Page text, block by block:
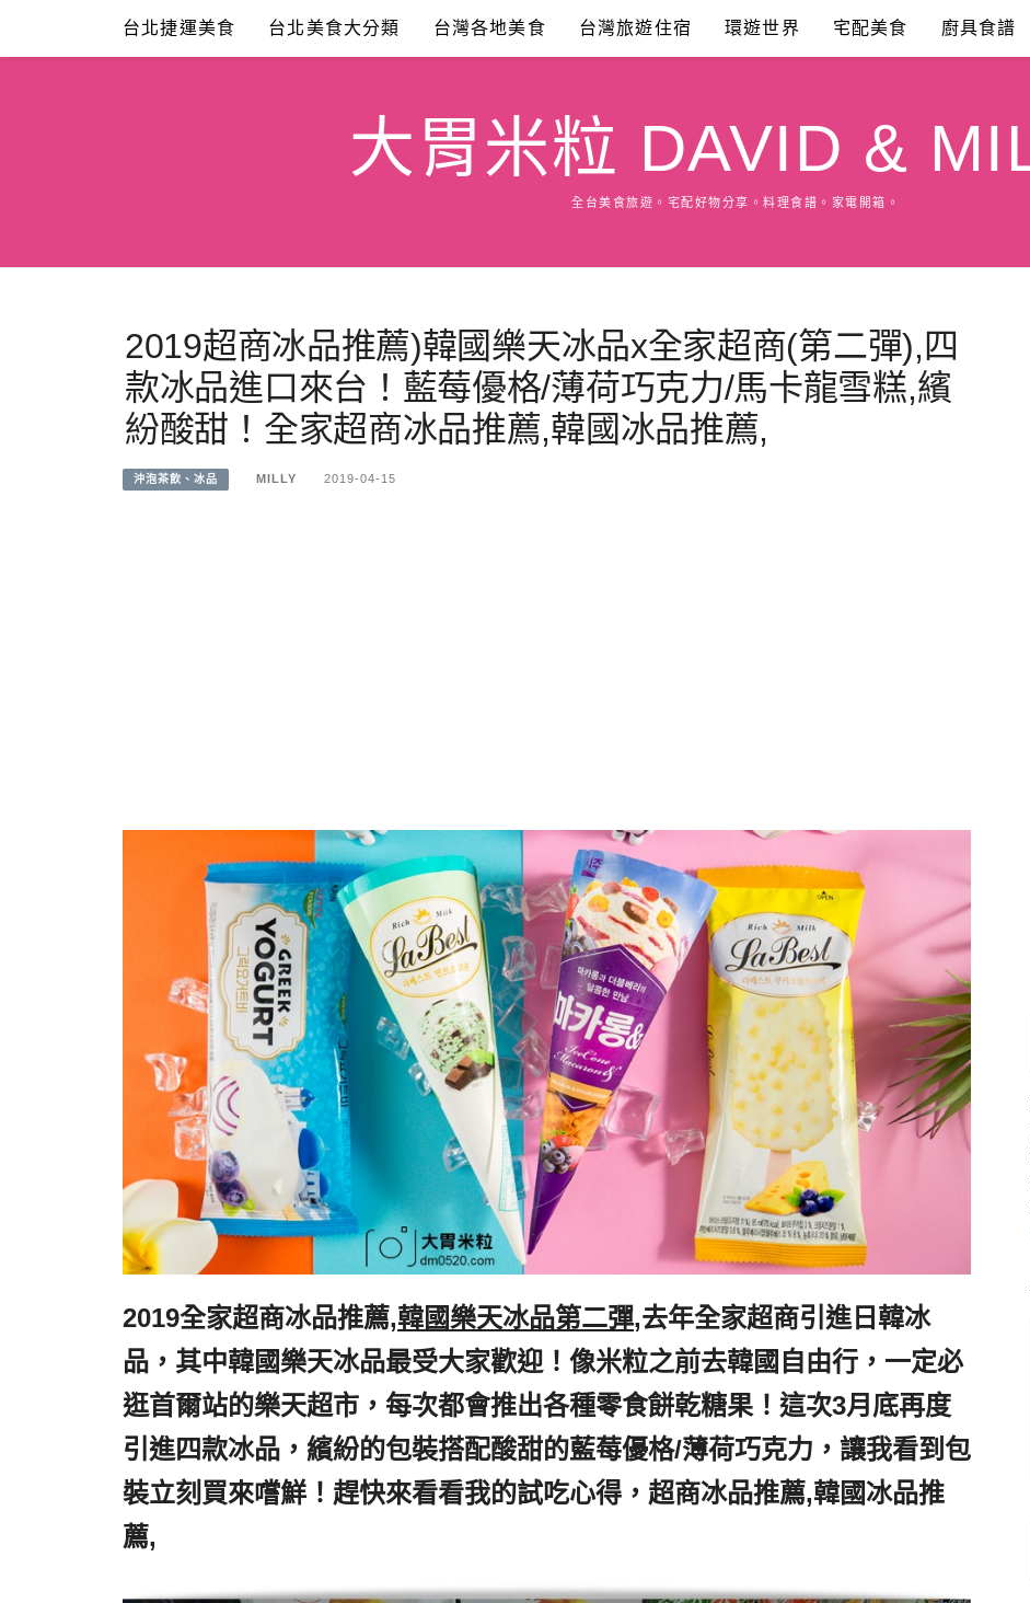
content
台北捷運美食 台北美食大分類 台灣各地美食 台灣旅遊住宿 環遊世界 宅配美食 廚具食譜
大胃米粒 DAVID &
全台美食旅遊。宅配好物分享。料理食譜。家電開箱。
2019超商冰品推薦)韓國樂天冰品x全家超商(第二彈),四
款冰品進口來台！藍莓優格/薄荷巧克力/馬卡龍雪糕,繽
紛酸甜！全家超商冰品推薦,韓國冰品推薦,
沖泡茶飲、冰品 MILLY 2019-04-15
2019全家超商冰品推薦,韓國樂天冰品第二彈,去年全家超商引進日韓冰
品，其中韓國樂天冰品最受大家歡迎！像米粒之前去韓國自由行，一定必
逛首爾站的樂天超市，每次都會推出各種零食餅乾糖果！這次3月底再度
引進四款冰品，繽紛的包裝搭配酸甜的藍莓優格/薄荷巧克力，讓我看到包
裝立刻買來嚐鮮！趕快來看看我的試吃心得，超商冰品推薦,韓國冰品推
薦,